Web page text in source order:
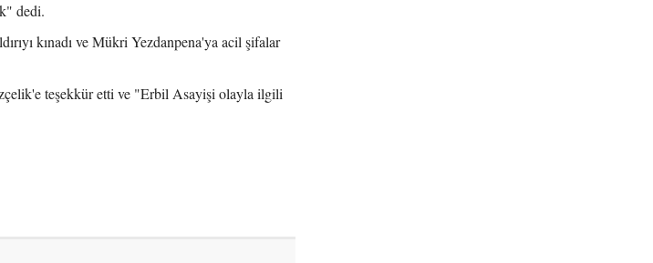
dedi.
kınadı ve Mükri Yezdanpena'ya acil şifalar
teşekkür etti ve "Erbil Asayişi olayla ilgili